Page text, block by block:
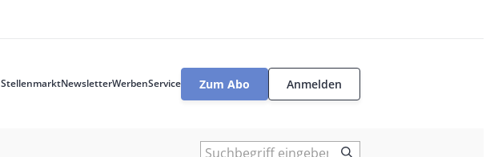
StellenmarktNewsletterWerbenService
User
Zum Abo Anmelden
Suche